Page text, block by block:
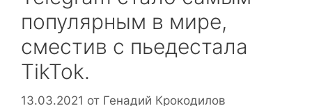
популярным в мире,
сместив с пьедестала
TikTok.
13.03.2021 от Генадий Крокодилов